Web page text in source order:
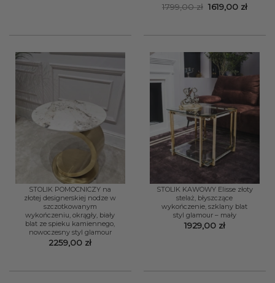
Oceniono5
1799,00zł Pierwotna
cena
1619,00 zł
STOLIK POMOCNICZY na
złotej designerskiej nodze w
szczotkowanym
wykończeniu, okrągły, biały
blat ze spieku kamiennego,
nowoczesny styl glamour
2259,00 zł
STOLIK KAWOWY Elisse złoty
stelaż, błyszczące
wykończenie, szklany blat
styl glamour – mały
1929,00 zł